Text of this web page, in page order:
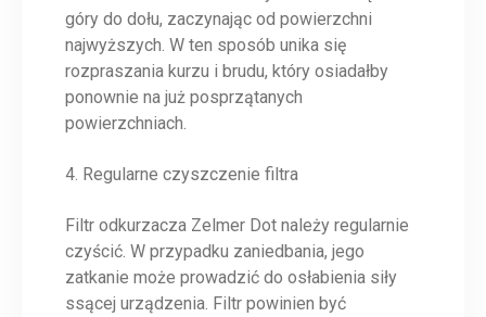
góry do dołu, zaczynając od powierzchni
najwyższych. W ten sposób unika się
rozpraszania kurzu i brudu, który osiadałby
ponownie na już posprzątanych
powierzchniach.
4. Regularne czyszczenie filtra
Filtr odkurzacza Zelmer Dot należy regularnie
czyścić. W przypadku zaniedbania, jego
zatkanie może prowadzić do osłabienia siły
ssącej urządzenia. Filtr powinien być